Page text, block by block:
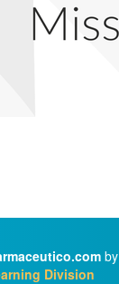
by
Division